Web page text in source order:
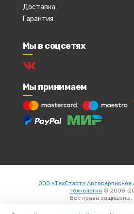
Доставка
Гарантия
Мы в соцсетях
Мы принимаем
ООО «ТехСтарт» Автосервисное
технологии © 2008-
Все права защищены.
Пользовательское